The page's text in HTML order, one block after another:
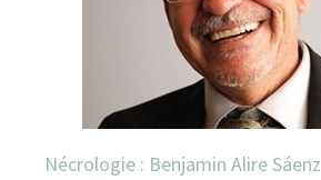
Nécrologie : Benjamin Alire Sáenz